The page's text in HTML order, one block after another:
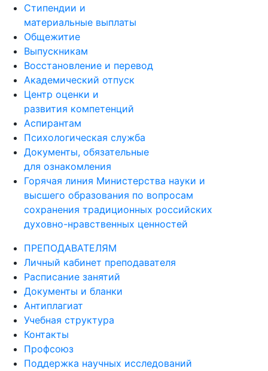
Стипендии и
материальные выплаты
Общежитие
Выпускникам
Восстановление и перевод
Академический отпуск
Центр оценки и
развития компетенций
Аспирантам
Психологическая служба
Документы, обязательные
для ознакомления
Горячая линия Министерства науки и
высшего образования по вопросам
сохранения традиционных российских
духовно-нравственных ценностей
ПРЕПОДАВАТЕЛЯМ
Личный кабинет преподавателя
Расписание занятий
Документы и бланки
Антиплагиат
Учебная структура
Контакты
Профсоюз
Поддержка научных исследований